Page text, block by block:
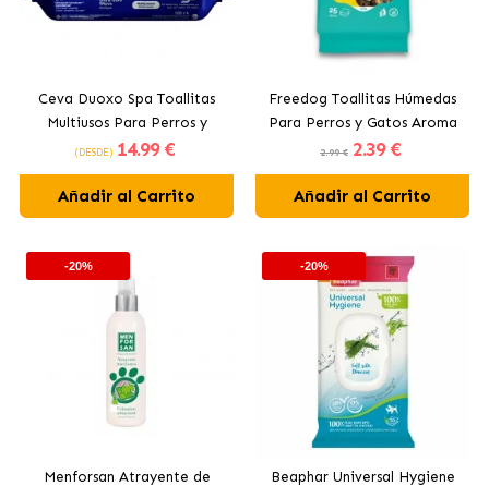
Ceva Duoxo Spa Toallitas
Multiusos Para Perros y
Gatos
(DESDE) 14.99 €
Añadir al Carrito
Freedog Toallitas Húmedas
Para Perros y Gatos Aroma
A Mango
2.99 € 2.39 €
Añadir al Carrito
-20%
Menforsan Atrayente de
-20%
Beaphar Universal Hygiene